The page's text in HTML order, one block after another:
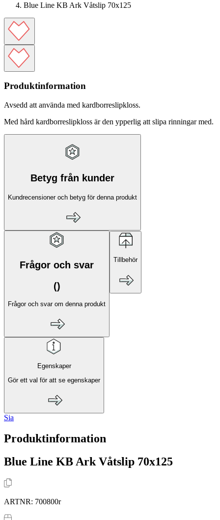
Blue Line KB Ark Våtslip 70x125
Produktinformation
Avsedd att använda med kardborreslipkloss.
Med hård kardborreslipkloss är den ypperlig att slipa rinningar med.
Betyg från kunder
Kundrecensioner och betyg för denna produkt
Frågor och svar
()
Frågor och svar om denna produkt
Tillbehör
Egenskaper
Gör ett val för att se egenskaper
Sia
Produktinformation
Blue Line KB Ark Våtslip 70x125
ARTNR: 700800r